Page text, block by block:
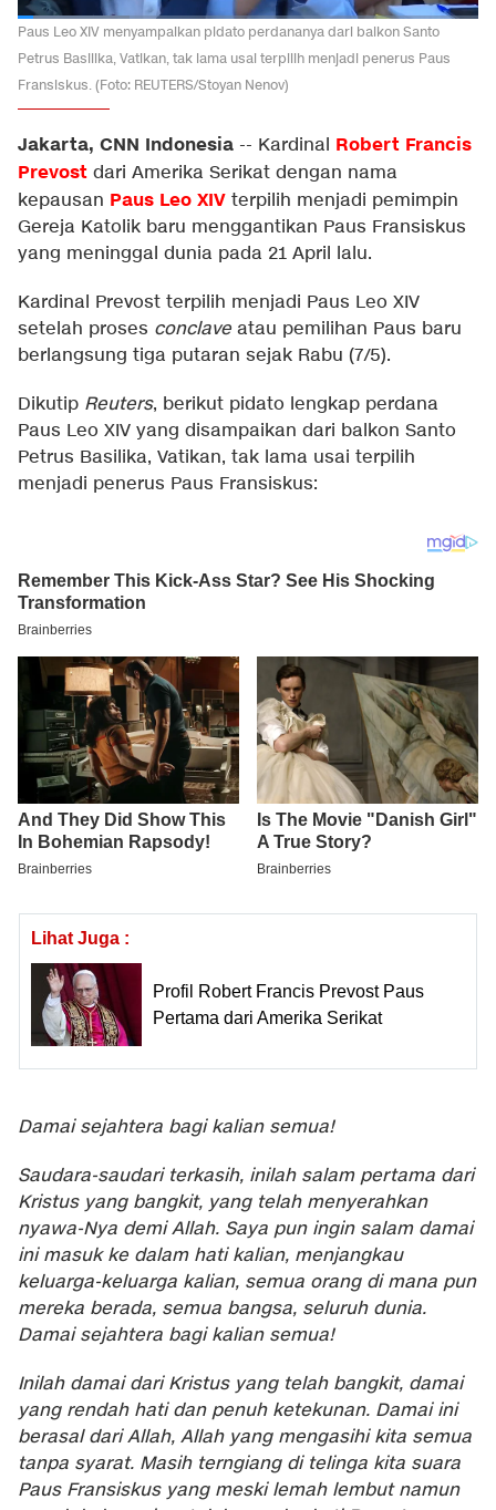
Paus Leo XIV menyampaikan pidato perdananya dari balkon Santo
Petrus Basilika, Vatikan, tak lama usai terpilih menjadi penerus Paus
Fransiskus. (Foto: REUTERS/Stoyan Nenov)
Jakarta, CNN Indonesia -- Kardinal Robert Francis
Prevost dari Amerika Serikat dengan nama
kepausan Paus Leo XIV terpilih menjadi pemimpin
Gereja Katolik baru menggantikan Paus Fransiskus
yang meninggal dunia pada 21 April lalu.
Kardinal Prevost terpilih menjadi Paus Leo XIV
setelah proses conclave atau pemilihan Paus baru
berlangsung tiga putaran sejak Rabu (7/5).
Dikutip Reuters, berikut pidato lengkap perdana
Paus Leo XIV yang disampaikan dari balkon Santo
Petrus Basilika, Vatikan, tak lama usai terpilih
menjadi penerus Paus Fransiskus:
Lihat Juga :
Profil Robert Francis Prevost Paus
Pertama dari Amerika Serikat
Damai sejahtera bagi kalian semua!
Saudara-saudari terkasih, inilah salam pertama dari
Kristus yang bangkit, yang telah menyerahkan
nyawa-Nya demi Allah. Saya pun ingin salam damai
ini masuk ke dalam hati kalian, menjangkau
keluarga-keluarga kalian, semua orang di mana pun
mereka berada, semua bangsa, seluruh dunia.
Damai sejahtera bagi kalian semua!
Inilah damai dari Kristus yang telah bangkit, damai
yang rendah hati dan penuh ketekunan. Damai ini
berasal dari Allah, Allah yang mengasihi kita semua
tanpa syarat. Masih terngiang di telinga kita suara
Paus Fransiskus yang meski lemah lembut namun